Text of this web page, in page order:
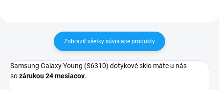
Zobraziť všetky súvisiace produkty
Samsung Galaxy Young (S6310) dotykové sklo máte u nás
sozárukou 24 mesiacov.